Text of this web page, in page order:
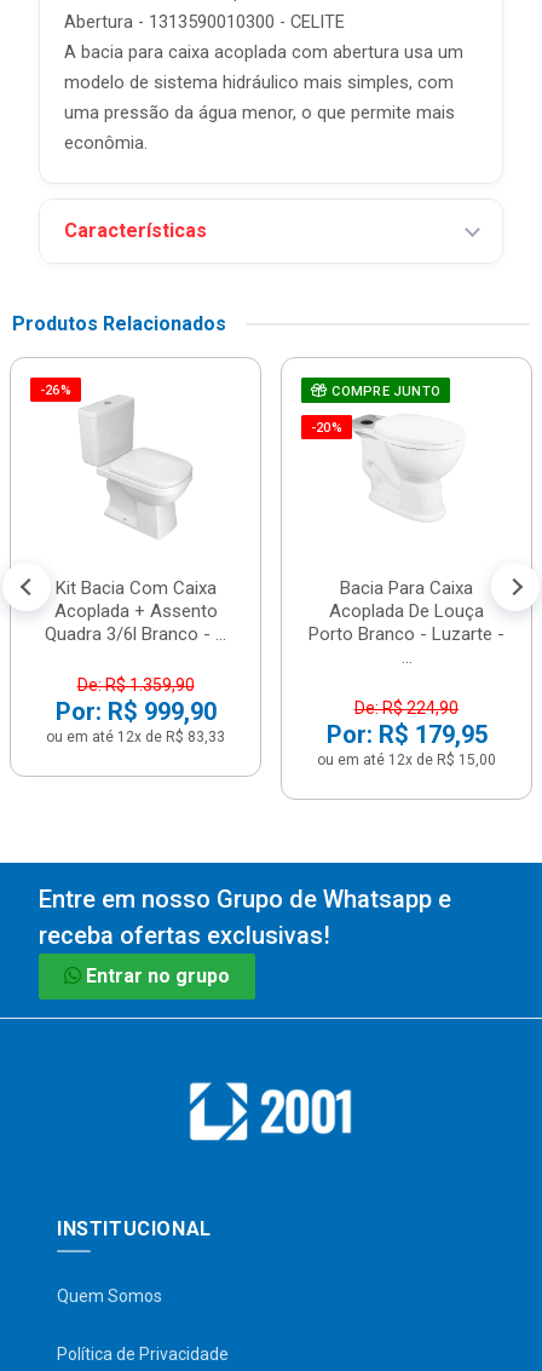
Abertura - 1313590010300 - CELITE
A bacia para caixa acoplada com abertura usa um
modelo de sistema hidráulico mais simples, com
uma pressão da água menor, o que permite mais
econômia.
Características
Produtos Relacionados
-26%
Kit Bacia Com Caixa
Acoplada + Assento
Quadra 3/6l Branco - ...
De: R$ 1.359,90
Por: R$ 999,90
ou em até 12x de R$ 83,33
COMPRE JUNTO
-20%
Bacia Para Caixa
Acoplada De Louça
Porto Branco - Luzarte -
...
De: R$ 224,90
Por: R$ 179,95
ou em até 12x de R$ 15,00
Entre em nosso Grupo de Whatsapp e
receba ofertas exclusivas!
Entrar no grupo
INSTITUCIONAL
Quem Somos
Política de Privacidade